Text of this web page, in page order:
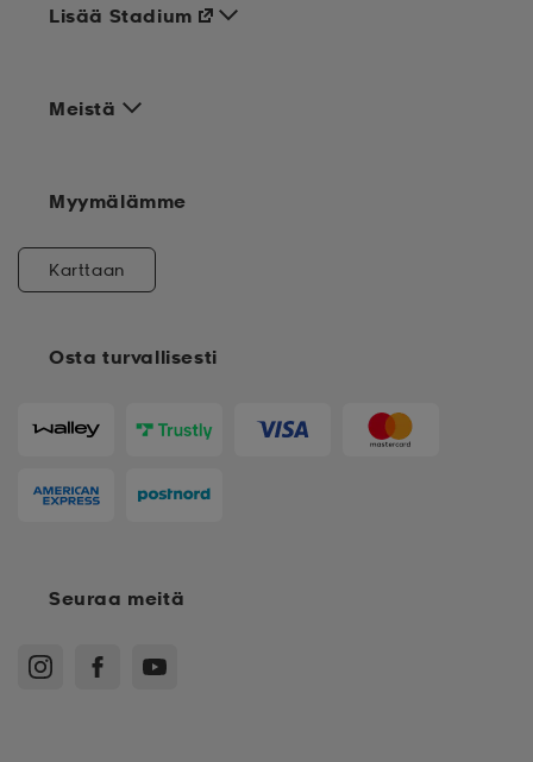
Meistä
Osta turvallisesti
Lisää Stadium
Myymälämme
Karttaan
Seuraa meitä